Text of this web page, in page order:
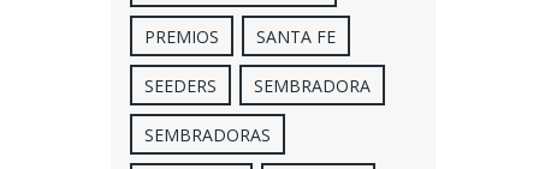
PREMIOS SANTA FE
SEEDERS SEMBRADORA
SEMBRADORAS